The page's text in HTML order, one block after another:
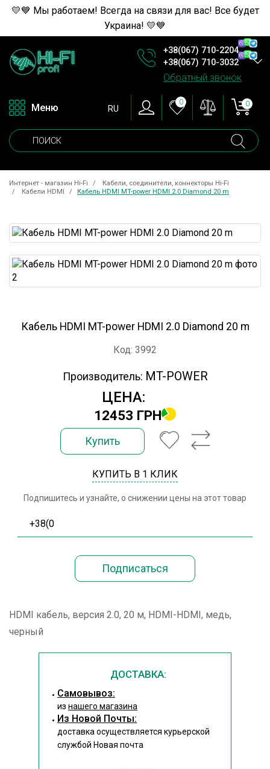
💛💙 Мы работаем! Всегда на связи для вас! Все будет
Украина! 💛💙
+38(067) 710-2204
+38(067) 710-3032
Обратный звонок
Меню RU
0 0
Интернет - магазин Hi-Fi
Кабели, соединители, коннекторы Hi-Fi
Кабели HDMI
Кабель HDMI MT-power HDMI 2.0 Diamond 20 m
Кабель HDMI MT-power HDMI 2.0 Diamond 20 m
Код: 3992
Производитель: MT-POWER
ЦЕНА:
12453 ГРН
Купить
КУПИТЬ В 1 КЛИК
Подпишитесь и узнайте, о снижении цены на этот товар
HDMI кабель, версия 2.0, 20 м, HDMI-HDMI, медь,
черный
ДОСТАВКА:
Cамовывоз:
из нашего магазина
Из Новой Почты:
доставка осуществляется курьерской
службой Новая почта